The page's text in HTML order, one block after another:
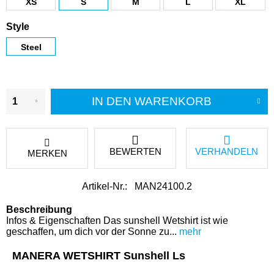
Style
Steel
IN DEN WARENKORB
MERKEN BEWERTEN VERHANDELN
Artikel-Nr.: MAN24100.2
Beschreibung
Infos & Eigenschaften Das sunshell Wetshirt ist wie
geschaffen, um dich vor der Sonne zu... mehr
MANERA WETSHIRT Sunshell Ls